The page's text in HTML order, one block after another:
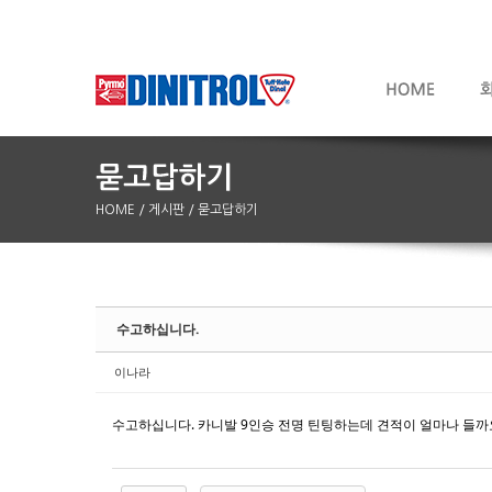
HOME / 게시판 / 묻고답하기
수고하십니다.
이나라
수고하십니다. 카니발 9인승 전명 틴팅하는데 견적이 얼마나 들까
Sketchbook5, 스케치북5
Sketchbook5, 스케치북5